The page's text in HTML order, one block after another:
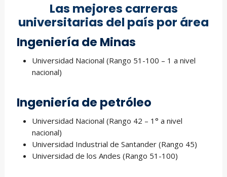
Las mejores carreras
universitarias del país por área
Ingeniería de Minas
Universidad Nacional (Rango 51-100 – 1 a nivel
nacional)
Ingeniería de petróleo
Universidad Nacional (Rango 42 – 1° a nivel
nacional)
Universidad Industrial de Santander (Rango 45)
Universidad de los Andes (Rango 51-100)